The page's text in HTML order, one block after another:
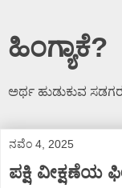
ಹಿಂಗ್ಯಾಕೆ?
ಅರ್ಥ ಹುಡುಕುವ
ನವೆಂ 4, 2025
ಪಕ್ಷಿ ವೀಕ್ಷಣೆಯ